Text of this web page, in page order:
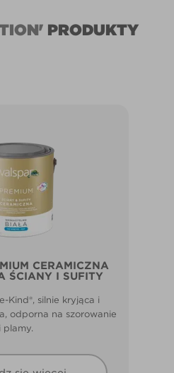
PRODUKTY
CERAMICZNA
ŚCIANY I SUFITY
Kind®, silnie kryjąca i
odporna na szorowanie
i plamy.